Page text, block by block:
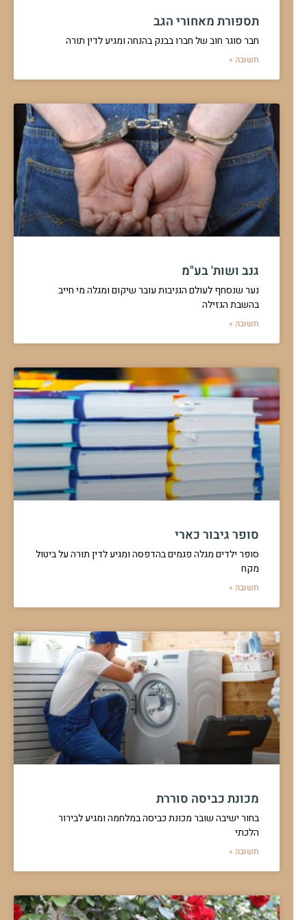
תספורת מאחורי הגב
חבר סוגר חוב של חברו בבנק בהנחה ומגיע לדין תורה
תשובה »
גנב ושות' בע"מ
נער שנסחף לעולם הגניבות עובר שיקום ומגלה מי חייב
בהשבת הגזילה
תשובה »
סופר גיבור כארי
סופר ילדים מגלה פגמים בהדפסה ומגיע לדין תורה על ביטול
מקח
תשובה »
מכונת כביסה סוררת
בחור ישיבה שובר מכונת כביסה במלחמה ומגיע לבירור
הלכתי
תשובה »